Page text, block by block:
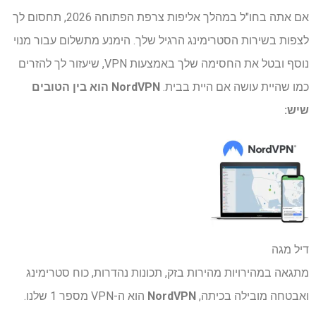
אם אתה בחו"ל במהלך אליפות צרפת הפתוחה 2026, תחסום לך
לצפות בשירות הסטרימינג הרגיל שלך. הימנע מתשלום עבור מנוי
נוסף ובטל את החסימה שלך באמצעות VPN, שיעזור לך להזרים
כמו שהיית עושה אם היית בבית. NordVPN הוא בין הטובים
שיש:
דיל מגה
מתגאה במהירויות מהירות בזק, תכונות נהדרות, כוח סטרימינג
ואבטחה מובילה בכיתה, NordVPN הוא ה-VPN מספר 1 שלנו.